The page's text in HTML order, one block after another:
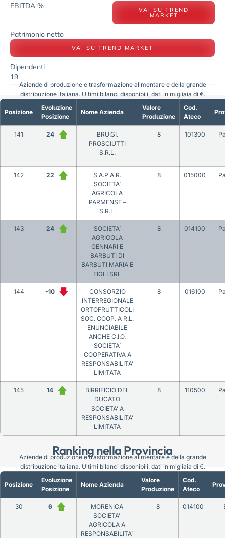
EBITDA % VAI SU TREND
MARKET
Patrimonio netto
VAI SU TREND MARKET
Dipendenti
19
Ranking nella Provincia
Posizione
Evoluzione
Posizione
Nome Azienda
Valore
Produzione
Cod.
Ateco
141 24
BRU.GI.
PROSCIUTTI
S.R.L.
8 101300
142 22
S.A.P.A.R.
SOCIETA’
AGRICOLA
PARMENSE –
S.R.L.
8 015000
143 24
SOCIETA’
AGRICOLA
GENNARI E
BARBUTI DI
BARBUTI MARIA E
FIGLI SRL
8 014100
144 -10
CONSORZIO
INTERREGIONALE
ORTOFRUTTICOLI
SOC. COOP. A R.L.
ENUNCIABILE
ANCHE C.I.O.
SOCIETA’
COOPERATIVA A
RESPONSABILITA’
LIMITATA
8 016100
145 14
BIRRIFICIO DEL
DUCATO
SOCIETA’ A
RESPONSABILITA’
LIMITATA
8 110500
Aziende di produzione e trasformazione alimentare e della grande
distribuzione italiana. Ultimi bilanci disponibili, dati in migliaia di €.
Posizione
Evoluzione
Posizione
Nome Azienda
Valore
Produzione
Cod.
Ateco
30 6
MORENICA
SOCIETA’
AGRICOLA A
RESPONSABILITA’
8 014100
Aziende di produzione e trasformazione alimentare e della grande
distribuzione italiana. Ultimi bilanci disponibili, dati in migliaia di €.